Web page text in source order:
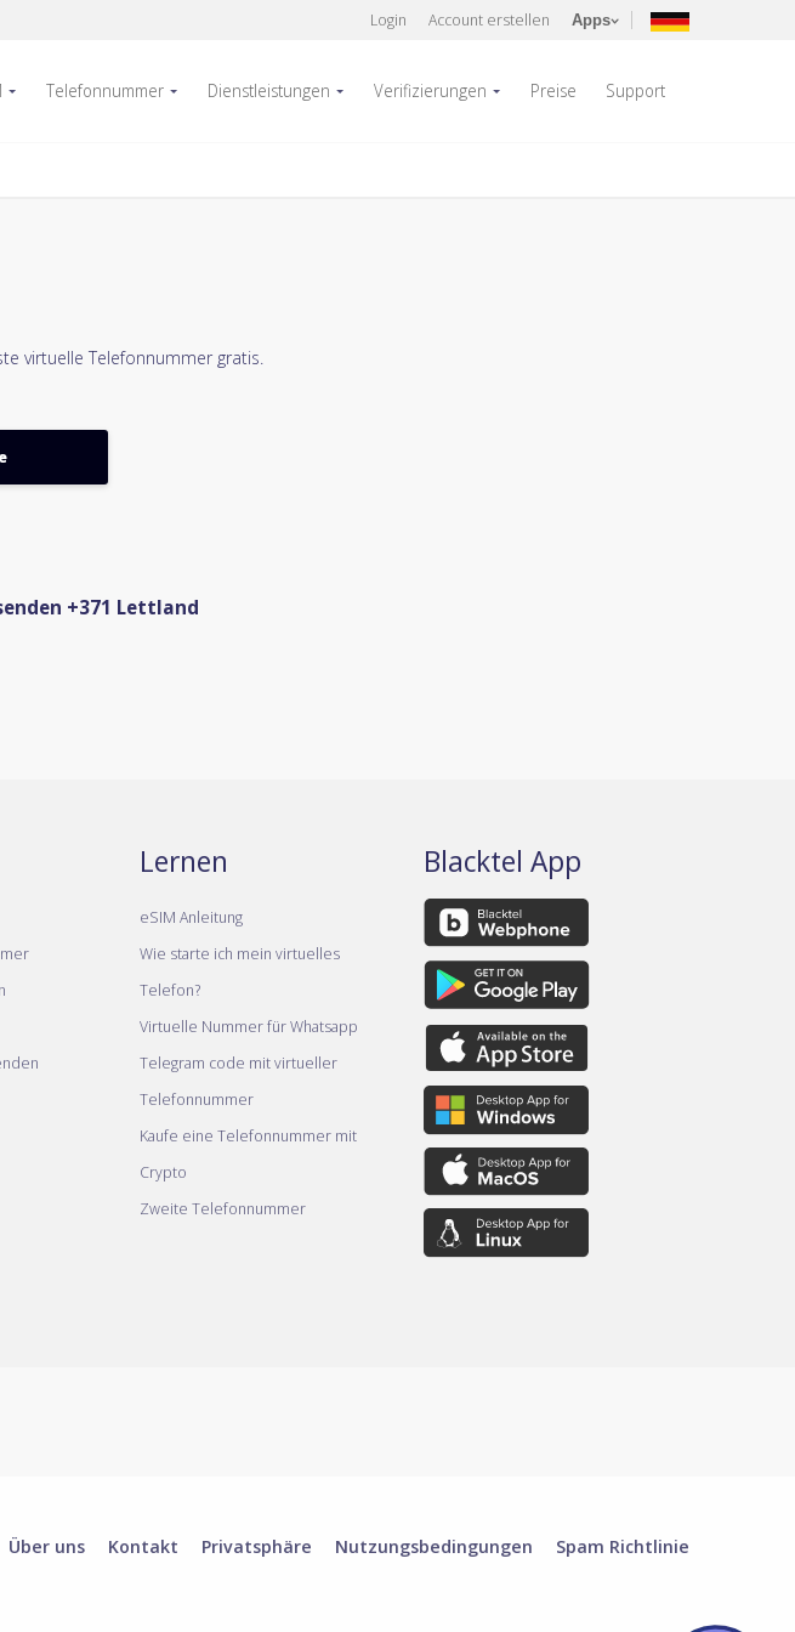
Login Account erstellen Apps
Telefonnummer Dienstleistungen Verifizierungen Preise Support
virtuelle Telefonnummer gratis.
+371 Lettland
Lernen
eSIM Anleitung
Wie starte ich mein virtuelles
Telefon?
Virtuelle Nummer für Whatsapp
Telegram code mit virtueller
Telefonnummer
Kaufe eine Telefonnummer mit
Crypto
Zweite Telefonnummer
Blacktel App
Über uns Kontakt Privatsphäre Nutzungsbedingungen Spam Richtlinie